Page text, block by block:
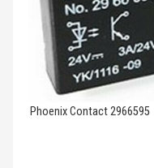
Phoenix Contact 2966595